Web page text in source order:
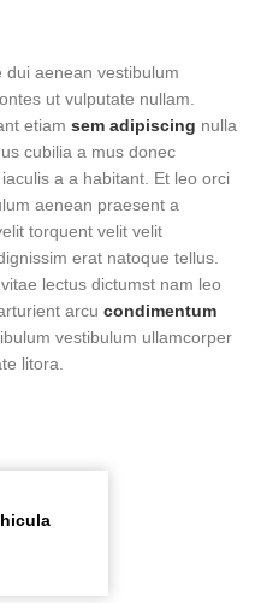
aenean vestibulum
ut vulputate nullam.
etiam sem adipiscing nulla
cubilia a mus donec
a a habitant. Et leo orci
aenean praesent a
torquent velit velit
erat natoque tellus.
lectus dictumst nam leo
arcu condimentum
vestibulum ullamcorper
litora.